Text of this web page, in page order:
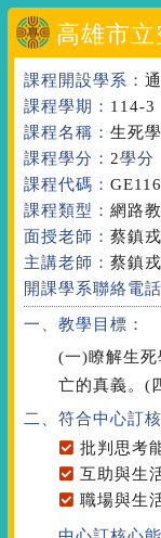
高雄市
課程開設學系：
課程學期： 114-3
課程名稱： 生死學
課程學分： 2學分
課程代碼：
課程類型： 網路
面授老師： 蔡鎮戎
主講老師： 蔡鎮戎
開課學系聯絡電話
一、教學目標：
(一)瞭解生
亡的真義。(
二、符合中心訂
批判思考
互助與生
職場與生